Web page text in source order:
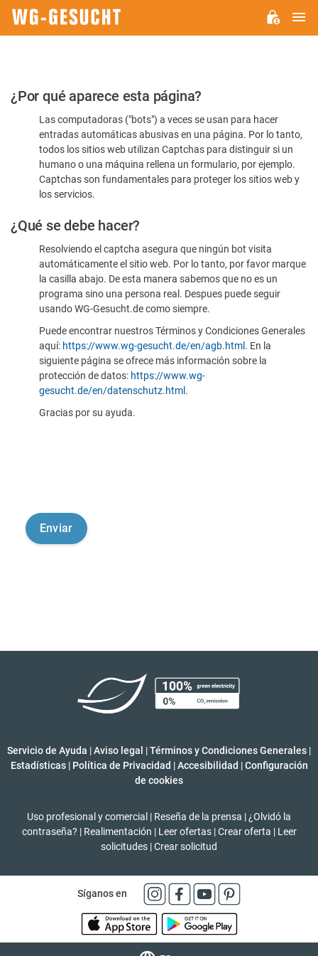
Por
favor,
confirme
humano
¿Por qué aparece esta página?
Las computadoras ("bots") a veces se usan para hacer
entradas automáticas abusivas en una página. Por lo tanto,
todos los sitios web utilizan Captchas para distinguir si un
humano o una máquina rellena un formulario, por ejemplo.
Captchas son fundamentales para proteger los sitios web y
los servicios.
¿Qué se debe hacer?
Resolviendo el captcha asegura que ningún bot visita
automáticamente el sitio web. Por lo tanto, por favor marque
la casilla abajo. De esta manera sabemos que no es un
programa sino una persona real. Despues puede seguir
usando WG-Gesucht.de como siempre.
Puede encontrar nuestros Términos y Condiciones Generales
aquí: https://www.wg-gesucht.de/en/agb.html . En la
siguiente página se ofrece más información sobre la
protección de datos: https://www.wg-
gesucht.de/en/datenschutz.html .
Gracias por su ayuda.
Servicio de Ayuda |Aviso legal |Términos y Condiciones Generales |
Estadísticas | Política de Privacidad | Accesibilidad | Configuración
de cookies
Uso profesional y comercial | Reseña de la prensa | ¿Olvidó la
contraseña? | Realimentación | Leer ofertas | Crear oferta | Leer
solicitudes |Crear solicitud
Síganos en